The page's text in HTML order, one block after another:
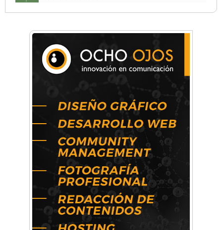
crecimiento personal
Arq. Horacio Alejandro Sánchez
Artística ApasionArte
Artística Veral
BAIC Ramos Mejía